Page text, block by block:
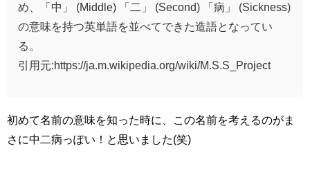
め、「中」 (Middle) 「二」 (Second) 「病」 (Sickness)
の意味を持つ英単語を並べてできた造語となってい
る。
引用元:https://ja.m.wikipedia.org/wiki/M.S.S_Project
初めて名前の意味を知った時に、この名前を考えるのがま
さに中二病っぽい！と思いました(笑)